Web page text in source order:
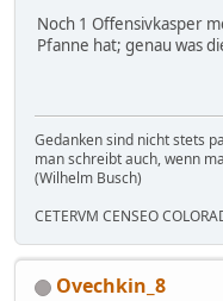
Noch 1 Offensivkasper
Pfanne hat; genau was
Gedanken sind nicht stets
man schreibt auch, wenn
(Wilhelm Busch)
CETERVM CENSEO
Ovechkin_8